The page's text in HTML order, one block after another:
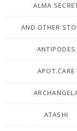
ALMA
AND OTHER
ANTIPODES
APOT.CARE
ATASHI